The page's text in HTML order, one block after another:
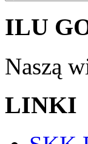
ILU
Naszą
LINKI